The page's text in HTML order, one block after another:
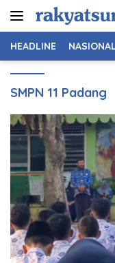
HEADLINE NASIONAL
SMPN 11 Padang